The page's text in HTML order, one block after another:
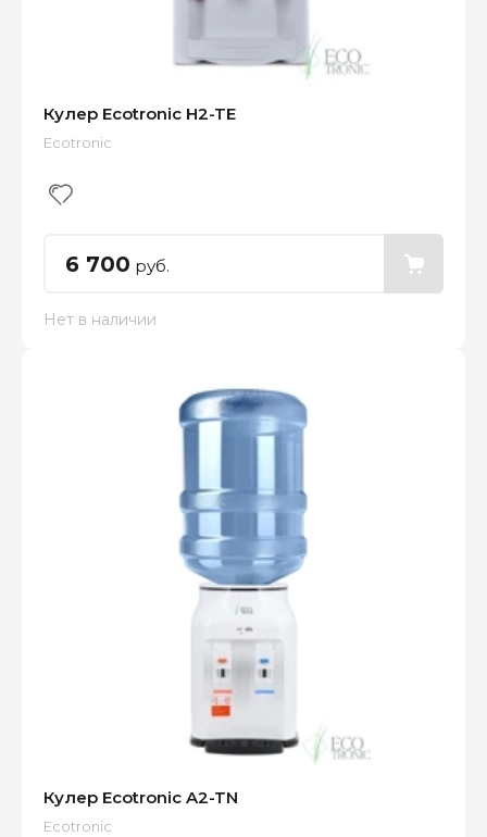
Кулер Ecotronic H2-TE
Ecotronic
6 700 руб.
Нет в наличии
Кулер Ecotronic A2-TN
Ecotronic